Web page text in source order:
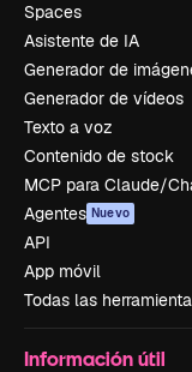
Spaces
Asistente de IA
Generador de
Generador de vídeos
Texto a voz
Contenido de stock
MCP para Claude/
Agentes Nuevo
API
App móvil
Todas las
Información útil